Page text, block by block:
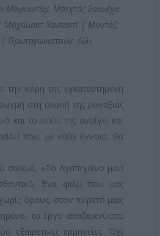
Μογκαντάμ, Μπεχτάς Σαανέχα
Μοχάμαντ Χανταντί | Μοντάζ:
Πρωταγωνιστούν: Λίλι
κόρη της εγκατεστημένη
στη σιωπή της μοναξιάς
το σπίτι της ανοίγει και
που, με κάθε έννοια, θα
σινεμά, «Το Αγαπημένο μου
Ένα φιλμ που μας
όρους, στον πυρετό μιας
το έργο αναδεικνύεται
εξαιρετικές ερμηνείες. Όχι